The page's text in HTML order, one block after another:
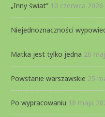
„Inny świat” 10 czerwca 2026
Niejednoznaczności
Matka jest tylko jedna 26
Powstanie warszawskie 25
Po wypracowaniu 18 maja